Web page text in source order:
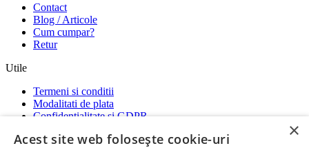
Contact
Blog / Articole
Cum cumpar?
Retur
Utile
Termeni si conditii
Modalitati de plata
Confidentialitate si GDPR
ANPC-SOL-SAL
×
Acest site web folosește cookie-uri